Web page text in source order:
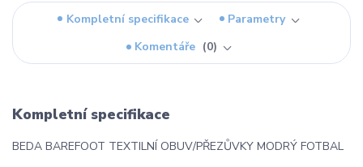
Kompletní specifikace
Parametry
Komentáře
0
Kompletní specifikace
BEDA BAREFOOT TEXTILNÍ OBUV/PŘEZŮVKY MODRÝ FOTBAL